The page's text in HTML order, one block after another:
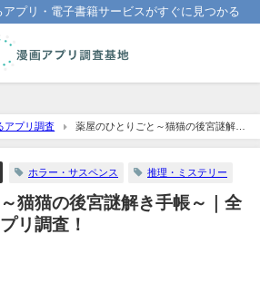
プリ・電子書籍サービスがすぐに見つかる
アプリ調査
薬屋のひとりごと～猫猫の後宮謎解き
調査！
ホラー・サスペンス 推理・ミステリー
猫猫の後宮謎解き手帳～｜全
リ調査！